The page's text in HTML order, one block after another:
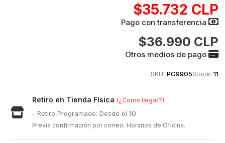
$35.732 CLP
Pago con transferencia
$36.990 CLP
Otros medios de pago
SKU: PG9905Stock: 11
Retiro en Tienda Física (¿Cómo llegar?)
- Retiro Programado: Desde el10
Previa confirmación por correo. Horarios de Oficina.